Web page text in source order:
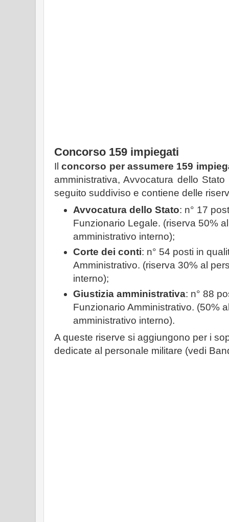
Concorso 159 impiegati
Ilconcorso per assumere 159
amministrativa, Avvocatura dello
seguito suddiviso e contiene delle
Avvocatura dello Stato: n° 17
Funzionario Legale. (riserva 50%
amministrativo interno);
Corte dei conti: n° 54 posti in
Amministrativo. (riserva 30% al
interno);
Giustizia amministrativa: n° 88
Funzionario Amministrativo. (50%
amministrativo interno).
A queste riserve si aggiungono per i
dedicate al personale militare (vedi